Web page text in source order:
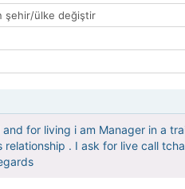
şehir/ülke değiştir
for living i am Manager in a
. I ask for live call